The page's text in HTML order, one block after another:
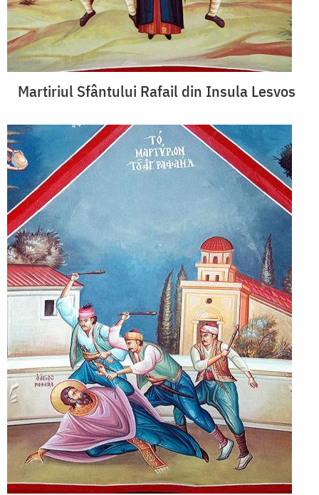
Martiriul Sfântului Rafail din Insula Lesvos